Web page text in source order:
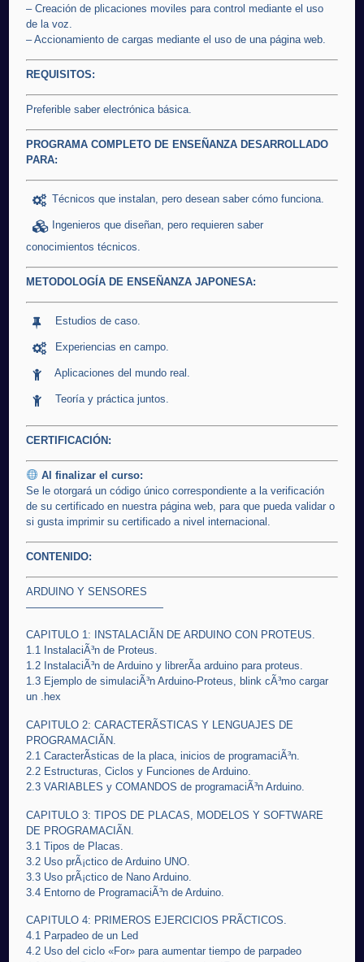
– Creación de plicaciones moviles para control mediante el uso
de la voz.
– Accionamiento de cargas mediante el uso de una página web.
REQUISITOS:
Preferible saber electrónica básica.
PROGRAMA COMPLETO DE ENSEÑANZA DESARROLLADO
PARA:
Técnicos que instalan, pero desean saber cómo funciona.
Ingenieros que diseñan, pero requieren saber
conocimientos técnicos.
METODOLOGÍA DE ENSEÑANZA JAPONESA:
Estudios de caso.
Experiencias en campo.
Aplicaciones del mundo real.
Teoría y práctica juntos.
CERTIFICACIÓN:
Al finalizar el curso:
Se le otorgará un código único correspondiente a la verificación
de su certificado en nuestra página web, para que pueda validar o
si gusta imprimir su certificado a nivel internacional.
CONTENIDO:
ARDUINO Y SENSORES
—————————————
CAPITULO 1: INSTALACIÃN DE ARDUINO CON PROTEUS.
1.1 InstalaciÃ³n de Proteus.
1.2 InstalaciÃ³n de Arduino y librerÃ­a arduino para proteus.
1.3 Ejemplo de simulaciÃ³n Arduino-Proteus, blink cÃ³mo cargar
un .hex
CAPITULO 2: CARACTERÃSTICAS Y LENGUAJES DE
PROGRAMACIÃN.
2.1 CaracterÃ­sticas de la placa, inicios de programaciÃ³n.
2.2 Estructuras, Ciclos y Funciones de Arduino.
2.3 VARIABLES y COMANDOS de programaciÃ³n Arduino.
CAPITULO 3: TIPOS DE PLACAS, MODELOS Y SOFTWARE
DE PROGRAMACIÃN.
3.1 Tipos de Placas.
3.2 Uso prÃ¡ctico de Arduino UNO.
3.3 Uso prÃ¡ctico de Nano Arduino.
3.4 Entorno de ProgramaciÃ³n de Arduino.
CAPITULO 4: PRIMEROS EJERCICIOS PRÃCTICOS.
4.1 Parpadeo de un Led
4.2 Uso del ciclo «For» para aumentar tiempo de parpadeo